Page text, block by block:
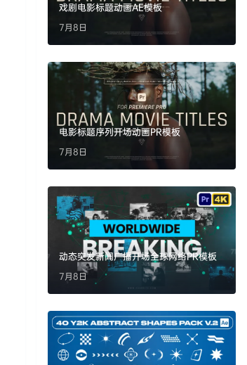
戏剧电影标题动画AE模板
7月8日
电影标题序列开场动画PR模板
7月8日
动态突发新闻广播开场全球网络PR模板
7月8日